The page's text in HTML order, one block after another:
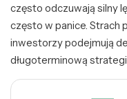
często odczuwają silny
często w panice. Strach
inwestorzy podejmują
długoterminową